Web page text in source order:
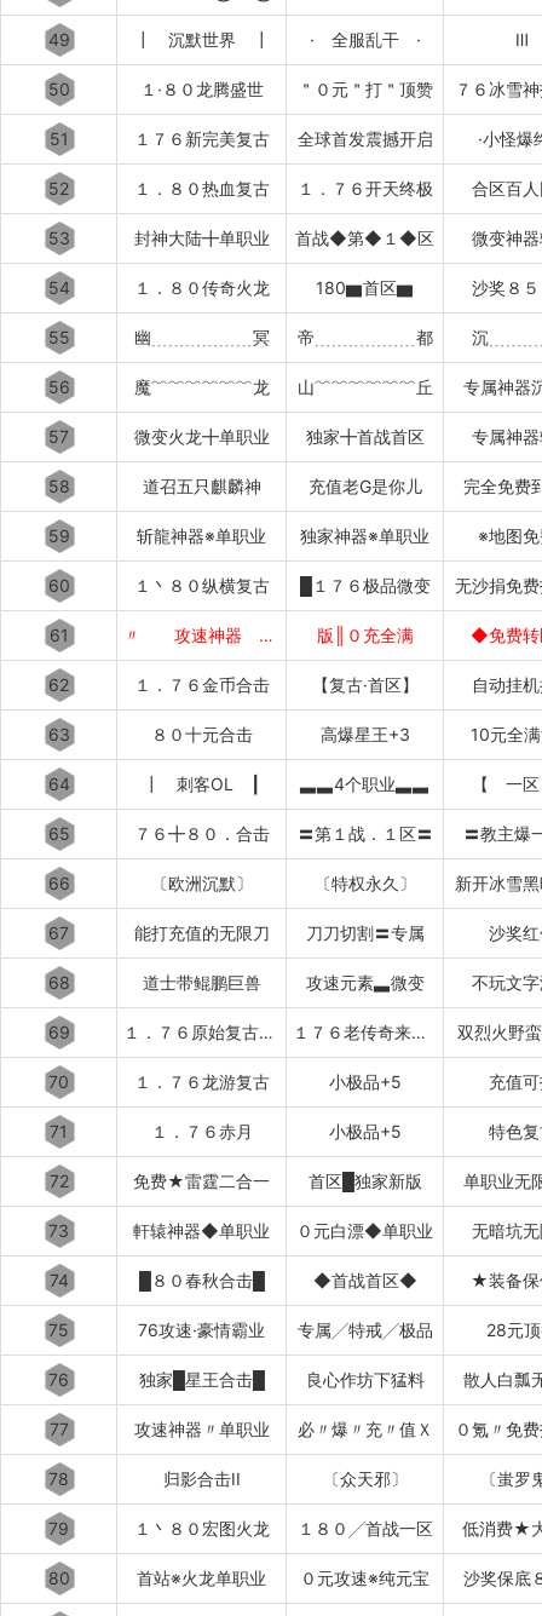
49 ┃ 沉默世界 ┃ · 全服乱干 · Ⅲ
50 １·８０龙腾盛世 ＂０元＂打＂顶赞 ７６冰雪
51 １７６新完美复古 全球首发震撼开启 ·小怪爆
52 １．８０热血复古 １．７６开天终极 合区百
53 封神大陆╋单职业 首战◆第◆１◆区 微变神
54 １．８０传奇火龙 180▆首区▆ 沙奖８
55 幽﹍﹍﹍﹍﹍﹍冥 帝﹍﹍﹍﹍﹍﹍都 沉
56 魔﹌﹌﹌﹌﹌﹌龙 山﹌﹌﹌﹌﹌﹌丘 专属神器
57 微变火龙╋单职业 独家╋首战首区 专属神
58 道召五只麒麟神 充值老G是你儿 完全免费
59 斩龍神器※单职业 独家神器※单职业 ※地图
60 １丶８０纵横复古 █１７６极品微变 无沙捐免
61 〃 攻速神器 〃 版║０充全满 ◆免费
62 １．７６金币合击 【复古·首区】 自动挂
63 ８０十元合击 高爆星王+3 10元全
64 ┃ 刺客OL ┃ ▃▃4个职业▃▃ 【 一
65 ７６╋８０．合击 〓第１战．１区〓 〓教主爆
66 〔欧洲沉默〕 〔特权永久〕 新开冰雪
67 能打充值的无限刀 刀刀切割〓专属 沙奖
68 道士带鲲鹏巨兽 攻速元素▃微变 不玩文
69 １．７６原始复古███████ １７６老传奇来了████████ 双烈火野
70 １．７６龙游复古 小极品+5 充值
71 １．７６赤月 小极品+5 特色
72 免费★雷霆二合一 首区█独家新版 单职业无
73 軒辕神器◆单职业 ０元白漂◆单职业 无暗坑
74 █８０春秋合击█ ◆首战首区◆ ★装备
75 76攻速·豪情霸业 专属╱特戒╱极品 28元
76 独家█星王合击█ 良心作坊下猛料 散人白瓢
77 攻速神器〃单职业 必〃爆〃充〃值Ｘ ０氪〃免
78 归影合击II 〔众天邪〕 〔蚩罗
79 １丶８０宏图火龙 １８０╱首战一区 低消费★
80 首站※火龙单职业 ０元攻速※纯元宝 沙奖保底